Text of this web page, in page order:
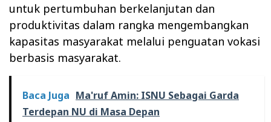
untuk pertumbuhan berkelanjutan dan
produktivitas dalam rangka mengembangkan
kapasitas masyarakat melalui penguatan vokasi
berbasis masyarakat.
Baca Juga Ma'ruf Amin: ISNU Sebagai Garda
Terdepan NU di Masa Depan